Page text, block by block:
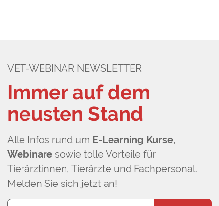
Immer auf dem
neusten Stand
VET-WEBINAR NEWSLETTER
Alle Infos rund um E-Learning Kurse,
Webinare sowie tolle Vorteile für
Tierärztinnen, Tierärzte und Fachpersonal.
Melden Sie sich jetzt an!